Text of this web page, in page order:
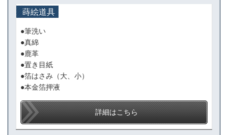
蒔絵道具
●筆洗い
●真綿
●鹿革
●置き目紙
●箔はさみ（大、小）
●本金箔押液
詳細はこちら